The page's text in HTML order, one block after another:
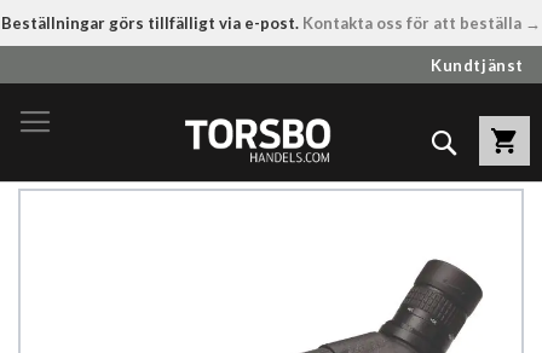
Beställningar görs tillfälligt via e-post. Kontakta oss för att beställa →
till
innehållet
Kundtjänst
Sök